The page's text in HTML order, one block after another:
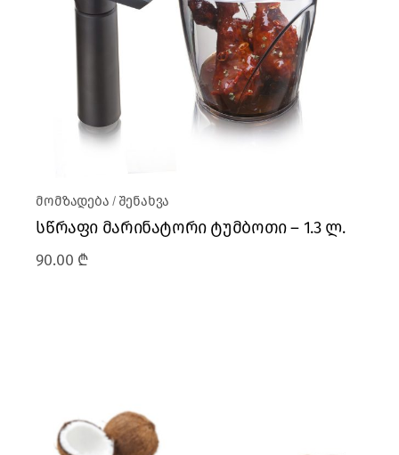
მომზადება შენახვა
სწრაფი მარინატორი ტუმბოთი – 1.3 ლ.
90.00 ₾